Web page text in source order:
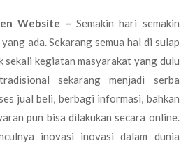
Website – Semakin hari semakin
ada. Sekarang semua hal di sulap
sekali kegiatan masyarakat yang dulu
sekarang menjadi serba
jual beli, berbagi informasi, bahkan
pun bisa dilakukan secara online.
inovasi inovasi dalam dunia